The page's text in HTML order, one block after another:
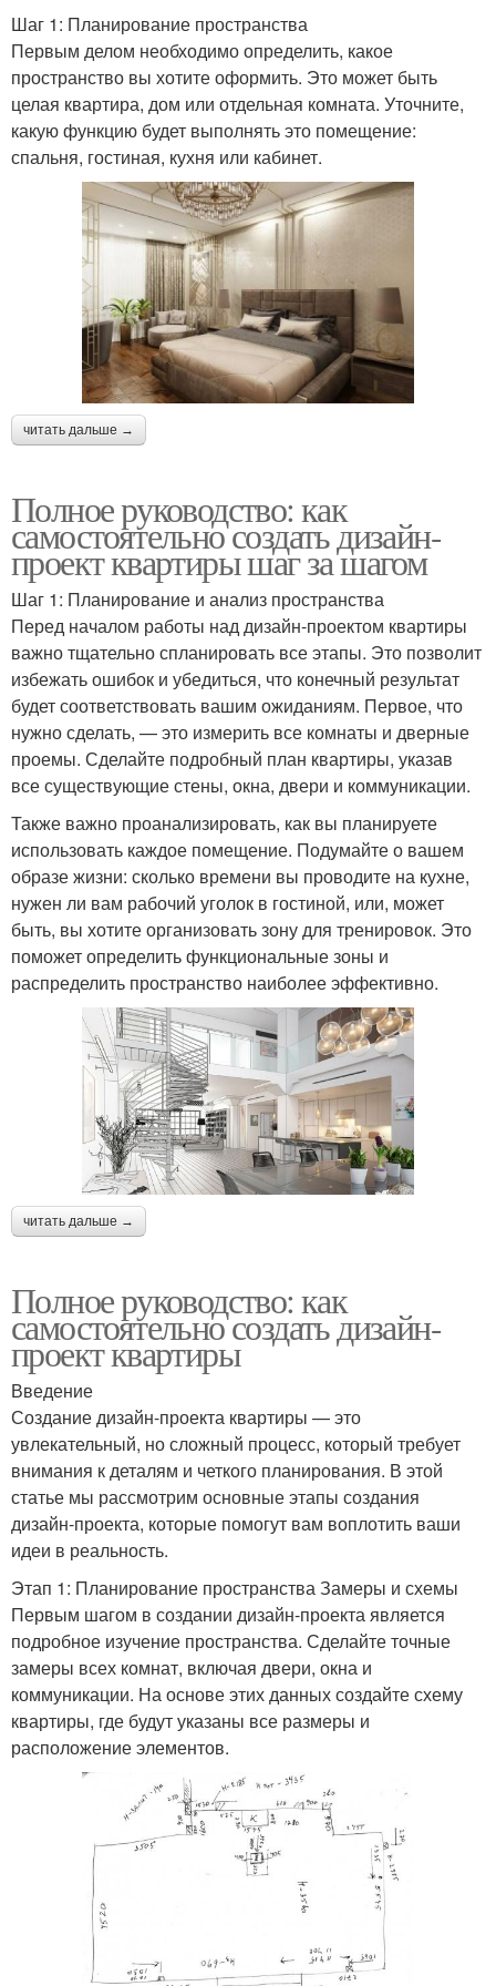
Шаг 1: Планирование пространства
Первым делом необходимо определить, какое
пространство вы хотите оформить. Это может быть
целая квартира, дом или отдельная комната. Уточните,
какую функцию будет выполнять это помещение:
спальня, гостиная, кухня или кабинет.
читать дальше →
Полное руководство: как
самостоятельно создать дизайн-
проект квартиры шаг за шагом
Шаг 1: Планирование и анализ пространства
Перед началом работы над дизайн-проектом квартиры
важно тщательно спланировать все этапы. Это позволит
избежать ошибок и убедиться, что конечный результат
будет соответствовать вашим ожиданиям. Первое, что
нужно сделать, — это измерить все комнаты и дверные
проемы. Сделайте подробный план квартиры, указав
все существующие стены, окна, двери и коммуникации.
Также важно проанализировать, как вы планируете
использовать каждое помещение. Подумайте о вашем
образе жизни: сколько времени вы проводите на кухне,
нужен ли вам рабочий уголок в гостиной, или, может
быть, вы хотите организовать зону для тренировок. Это
поможет определить функциональные зоны и
распределить пространство наиболее эффективно.
читать дальше →
Полное руководство: как
самостоятельно создать дизайн-
проект квартиры
Введение
Создание дизайн-проекта квартиры — это
увлекательный, но сложный процесс, который требует
внимания к деталям и четкого планирования. В этой
статье мы рассмотрим основные этапы создания
дизайн-проекта, которые помогут вам воплотить ваши
идеи в реальность.
Этап 1: Планирование пространства Замеры и схемы
Первым шагом в создании дизайн-проекта является
подробное изучение пространства. Сделайте точные
замеры всех комнат, включая двери, окна и
коммуникации. На основе этих данных создайте схему
квартиры, где будут указаны все размеры и
расположение элементов.